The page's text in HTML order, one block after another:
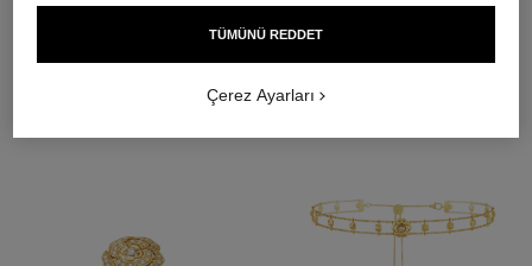
TÜMÜNÜ REDDET
Çerez Ayarları